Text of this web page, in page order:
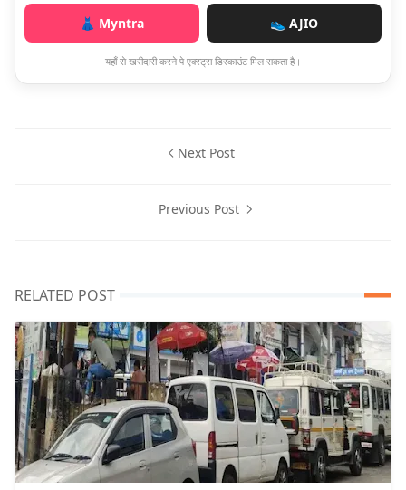
👗 Myntra 👟 AJIO
यहाँ से खरीदारी करने पे एक्स्ट्रा डिस्काउंट मिल सकता है।
Next Post
Previous Post
RELATED POST